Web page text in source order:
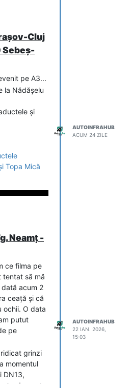
Cluj
Sebeș-
pe A3...
la Nădășelu
și
Topa Mică
AUTOINFRAHUB
ACUM 24 ZILE
Neamț -
ce filma pe
tentat să mă
acum 2
ceață și că
ochii. O data
putut
pe
grinzi
momentul
DN13,
peste
AUTOINFRAHUB
22 IAN. 2026,
15:03